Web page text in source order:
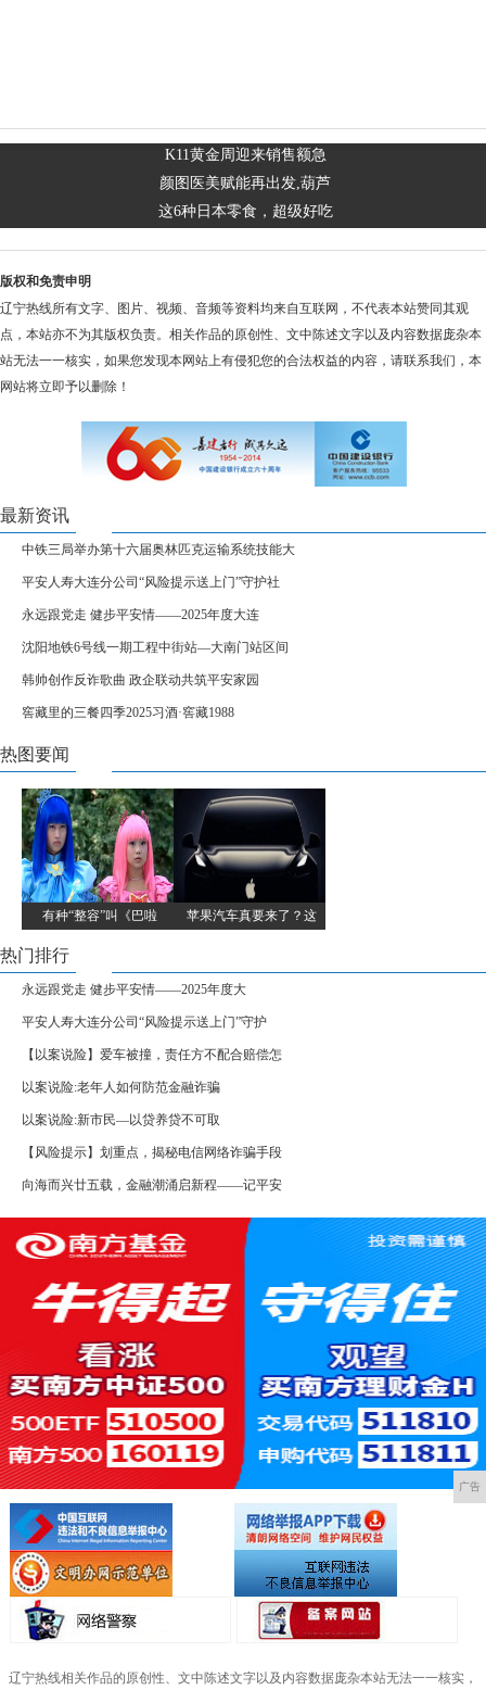
K11黄金周迎来销售额急
颜图医美赋能再出发,葫芦
这6种日本零食，超级好吃
版权和免责申明
辽宁热线所有文字、图片、视频、音频等资料均来自互联网，不代表本站赞同其观
点，本站亦不为其版权负责。相关作品的原创性、文中陈述文字以及内容数据庞杂本
站无法一一核实，如果您发现本网站上有侵犯您的合法权益的内容，请联系我们，本
网站将立即予以删除！
最新资讯
中铁三局举办第十六届奥林匹克运输系统技能大
平安人寿大连分公司“风险提示送上门”守护社
永远跟党走 健步平安情——2025年度大连
沈阳地铁6号线一期工程中街站—大南门站区间
韩帅创作反诈歌曲 政企联动共筑平安家园
窖藏里的三餐四季2025习酒·窖藏1988
热图要闻
有种“整容”叫《巴啦 苹果汽车真要来了？这
热门排行
永远跟党走 健步平安情——2025年度大
平安人寿大连分公司“风险提示送上门”守护
【以案说险】爱车被撞，责任方不配合赔偿怎
以案说险:老年人如何防范金融诈骗
以案说险:新市民—以贷养贷不可取
【风险提示】划重点，揭秘电信网络诈骗手段
向海而兴廿五载，金融潮涌启新程――记平安
广告
辽宁热线相关作品的原创性、文中陈述文字以及内容数据庞杂本站无法一一核实，